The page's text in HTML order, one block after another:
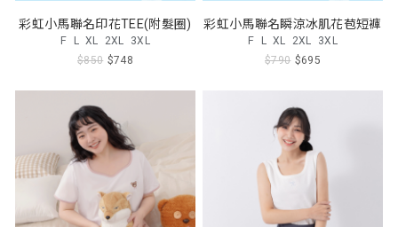
彩虹小馬聯名印花TEE(附髮圈)
F L XL 2XL 3XL
$850 $748
彩虹小馬聯名瞬涼冰肌花苞短褲
F L XL 2XL 3XL
$790 $695